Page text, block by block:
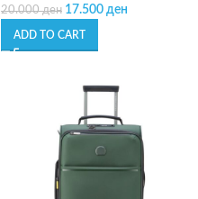
20.000ден 17.500 ден
ADD TO CART